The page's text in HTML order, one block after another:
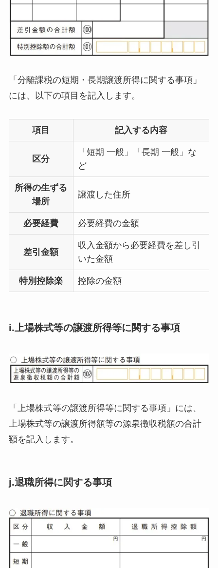
「分離課税の短期・長期譲渡所得に関する事項」
には、以下の項目を記入します。
項目 記入する内容
区分
「短期 一般」「長期 一般」な
ど
所得の生ずる
場所
譲渡した住所
必要経費 必要経費の金額
差引金額
収入金額から必要経費を差し引
いた金額
特別控除楽 控除の金額
i.上場株式等の譲渡所得等に関する事項
「上場株式等の譲渡所得等に関する事項」には、
上場株式等の譲渡所得額等の源泉徴収税額の合計
額を記入します。
j.退職所得に関する事項